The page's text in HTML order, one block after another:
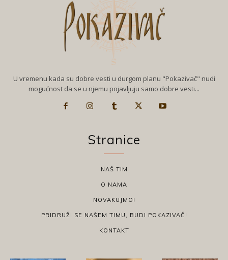
U vremenu kada su dobre vesti u durgom planu "Pokazivač" nudi
mogućnost da se u njemu pojavljuju samo dobre vesti...
Stranice
NAŠ TIM
O NAMA
NOVAKUJMO!
PRIDRUŽI SE NAŠEM TIMU, BUDI POKAZIVAČ!
KONTAKT